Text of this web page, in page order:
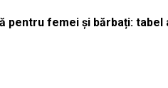
femei și bărbați: tabel